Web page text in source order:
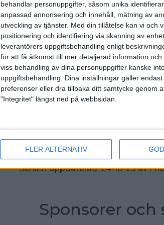
behandlar personuppgifter, såsom unika
anpassad annonsering och innehåll, mätning av
utveckling av tjänster. Med din tillåtelse kan vi och
positionering och identifiering via skanning av
leverantörers uppgiftsbehandling enligt
för att få åtkomst till mer detaljerad information
viss behandling av dina personuppgifter kanske
uppgiftsbehandling. Dina inställningar gäller
preferenser eller dra tillbaka ditt samtycke genom
"Integritet" längst ned på webbsidan.
FLER ALTERNATIV
3-m 6 ser
3-m 12 ser
Senast uppdaterad:24-10-23 av
Sponsorer